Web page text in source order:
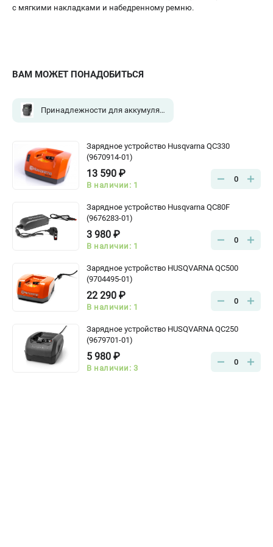
Алмазные диски
Промышленные пылесосы
ПОЛЕЗНАЯ ИНФОРМАЦИЯ
5 часто задаваемых вопросов при покупке бензопилы
Как подготовить топливную смесь?
Полезные статьи
Глоссарий терминов
+7 (812) 748-27-58
Информация размещённая на сайте не является публичной
офертой.
8 (812) 318-40-26
8 (800) 550-70-46
пн-пт - с 9:00 до 18:00
сб - с 10:00 до 16:00
вс - выходной
ЗАКАЗ ЗАПЧАСТЕЙ
ВАМ МОЖЕТ ПОНАДОБИТЬСЯ
Принадлежности для аккумуляторной техники
Зарядное устройство Husqvarna QC330
(9670914-01)
13 590 ₽
В наличии: 1
0
Зарядное устройство Husqvarna QC80F
(9676283-01)
3 980 ₽
В наличии: 1
0
Зарядное устройство HUSQVARNA QC500
(9704495-01)
22 290 ₽
В наличии: 1
0
Зарядное устройство HUSQVARNA QC250
(9679701-01)
5 980 ₽
В наличии: 3
0
с мягкими накладками и набедренному ремню.